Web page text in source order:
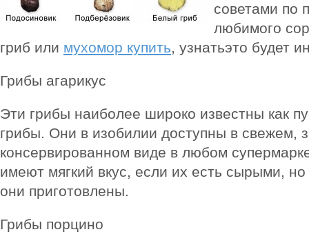
советами по
любимого
гриб или мухомор купить, узнатьэто будет
Грибы агарикус
Эти грибы наиболее широко известны как
грибы. Они в изобилии доступны в свежем,
консервированном виде в любом
имеют мягкий вкус, если их есть сырыми, но
они приготовлены.
Грибы порцино